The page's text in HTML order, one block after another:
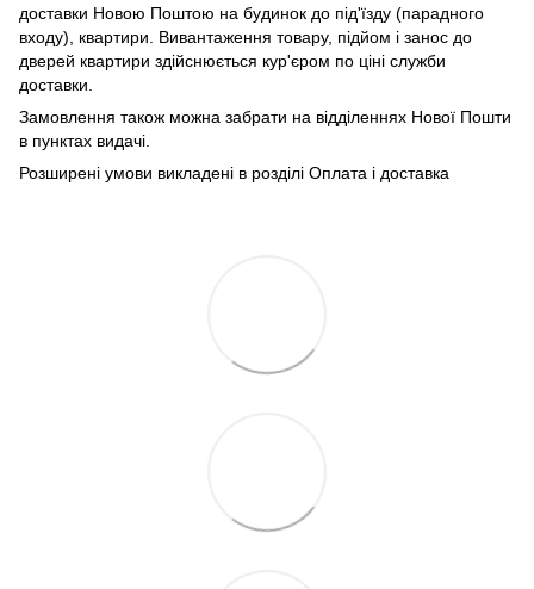
доставки Новою Поштою на будинок до під'їзду (парадного
входу), квартири. Вивантаження товару, підйом і занос до
дверей квартири здійснюється кур'єром по ціні служби
доставки.
Замовлення також можна забрати на відділеннях Нової Пошти
в пунктах видачі.
Розширені умови викладені в розділі Оплата і доставка